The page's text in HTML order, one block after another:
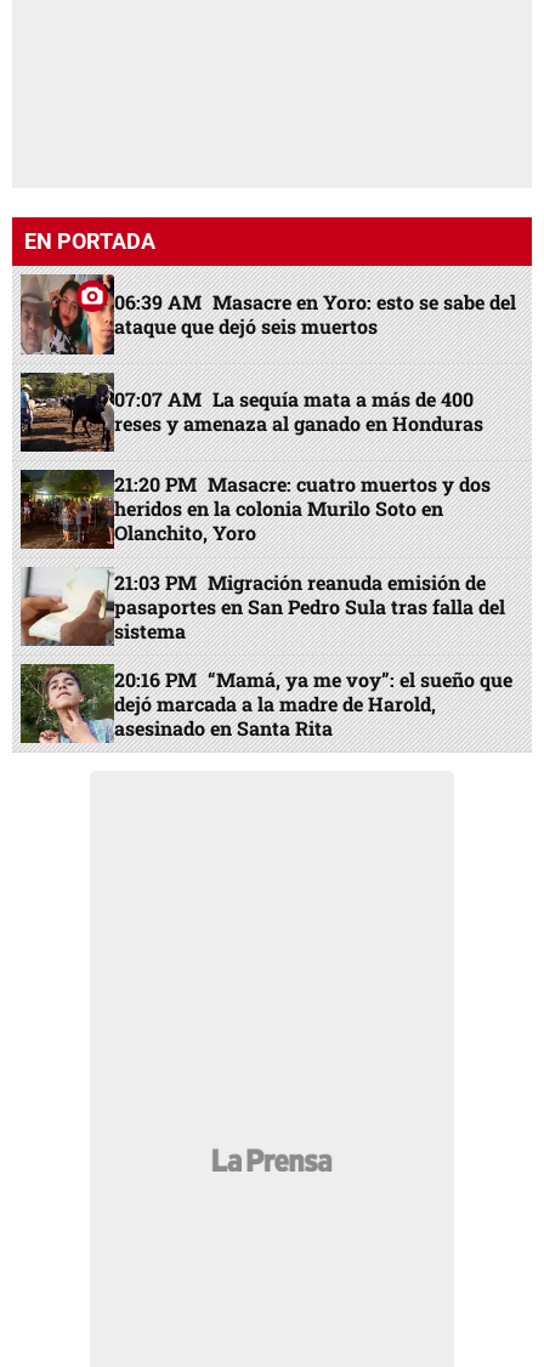
EN PORTADA
06:39 AM Masacre en Yoro: esto se sabe del
ataque que dejó seis muertos
07:07 AM La sequía mata a más de 400
reses y amenaza al ganado en Honduras
21:20 PM Masacre: cuatro muertos y dos
heridos en la colonia Murilo Soto en
Olanchito, Yoro
21:03 PM Migración reanuda emisión de
pasaportes en San Pedro Sula tras falla del
sistema
20:16 PM “Mamá, ya me voy”: el sueño que
dejó marcada a la madre de Harold,
asesinado en Santa Rita